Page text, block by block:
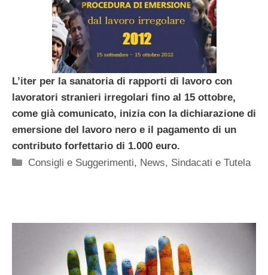
L’iter per la sanatoria di rapporti di lavoro con
lavoratori stranieri irregolari fino al 15 ottobre,
come già comunicato, inizia con la dichiarazione di
emersione del lavoro nero e il pagamento di un
contributo forfettario di 1.000 euro.
Categorie
Consigli e Suggerimenti, News, Sindacati e Tutela